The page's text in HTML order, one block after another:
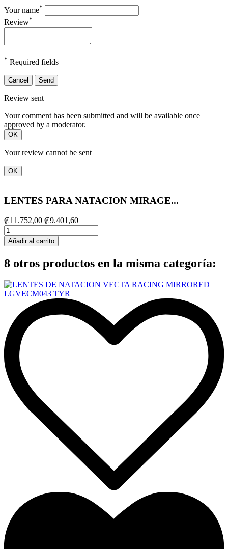
Your name*
Review*
* Required fields
Cancel Send
Review sent
Your comment has been submitted and will be available once
approved by a moderator.
OK
Your review cannot be sent
OK
LENTES PARA NATACION MIRAGE...
₡11.752,00 ₡9.401,60
Añadir al carrito
8 otros productos en la misma categoría: